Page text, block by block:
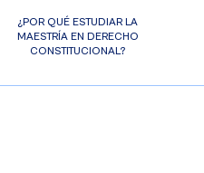
¿POR QUÉ ESTUDIAR LA
MAESTRÍA EN DERECHO
CONSTITUCIONAL?